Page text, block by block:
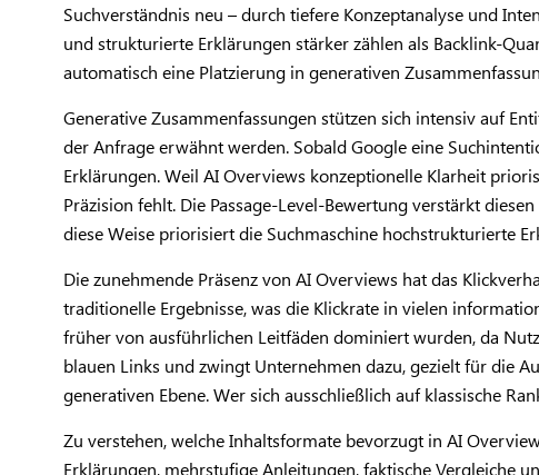
Suchverständnis neu – durch tiefere Konzeptanalyse und
und strukturierte Erklärungen stärker zählen als Backlink-
automatisch eine Platzierung in generativen
Generative Zusammenfassungen stützen sich intensiv auf
der Anfrage erwähnt werden. Sobald Google eine
Erklärungen. Weil AI Overviews konzeptionelle Klarheit
Präzision fehlt. Die Passage-Level-Bewertung verstärkt
diese Weise priorisiert die Suchmaschine hochstrukturierte
Die zunehmende Präsenz von AI Overviews hat das
traditionelle Ergebnisse, was die Klickrate in vielen
früher von ausführlichen Leitfäden dominiert wurden, da
blauen Links und zwingt Unternehmen dazu, gezielt für die
generativen Ebene. Wer sich ausschließlich auf klassische
Zu verstehen, welche Inhaltsformate bevorzugt in AI
Erklärungen, mehrstufige Anleitungen, faktische Vergleiche